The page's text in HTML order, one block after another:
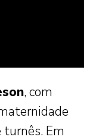
, com
turnês. Em